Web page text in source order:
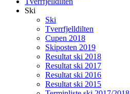
Ski
Ski
Tverrfjelldilten
Cupen 2018
Skiposten 2019
Resultat ski 2018
Resultat ski 2017
Resultat ski 2016
Resultat ski 2015